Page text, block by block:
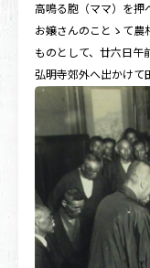
高鳴る胞（ママ）を押
お嬢さんのことゝて農
ものとして、廿六日午
弘明寺郊外へ出かけて